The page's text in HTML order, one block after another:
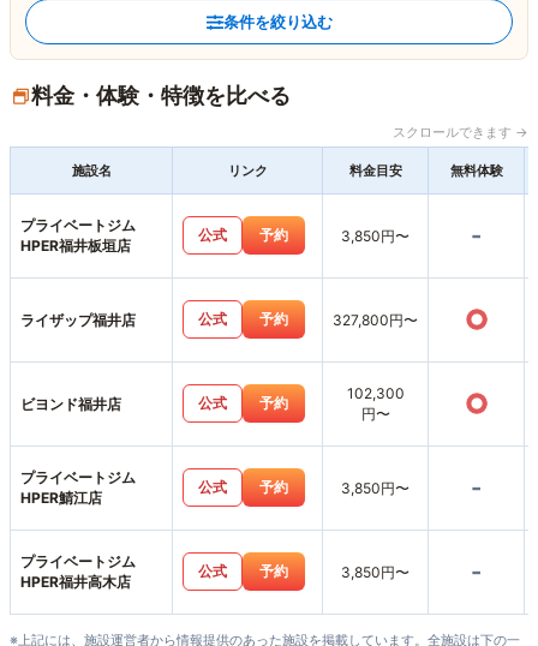
条件を絞り込む
料金・体験・特徴を比べる
スクロールできます →
施設名 リンク 料金目安 無料体験
プライベートジム
HPER福井板垣店
公式 予約 3,850円〜 -
ライザップ福井店 公式 予約 327,800円〜 ○
ビヨンド福井店 公式 予約
102,300
円〜
○
プライベートジム
HPER鯖江店
公式 予約 3,850円〜 -
プライベートジム
HPER福井高木店
公式 予約 3,850円〜 -
※上記には、施設運営者から情報提供のあった施設を掲載しています。全施設は下の一